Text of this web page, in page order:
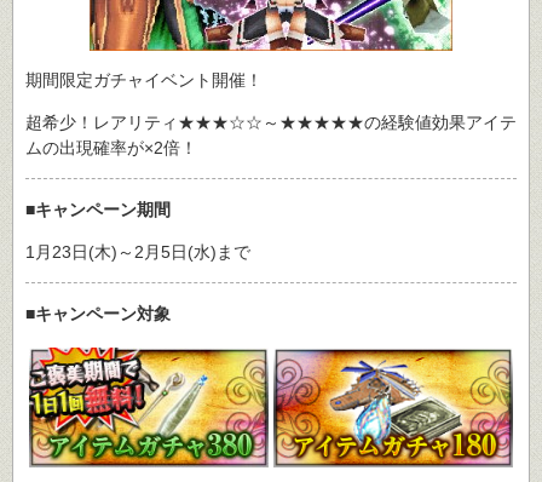
期間限定ガチャイベント開催！
超希少！レアリティ★★★☆☆～★★★★★の経験値効果アイテ
ムの出現確率が×2倍！
■キャンペーン期間
1月23日(木)～2月5日(水)まで
■キャンペーン対象